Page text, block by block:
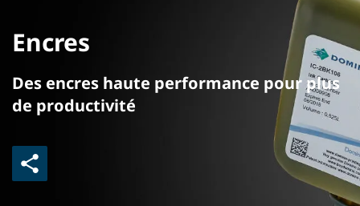
Encres
Des encres haute performance pour plus
de productivité